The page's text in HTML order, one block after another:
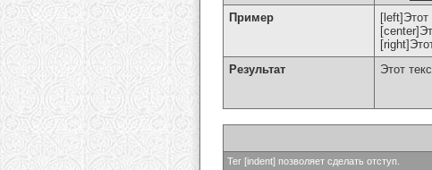
Пример
Результат
Этот
Тег [indent] позволяет сделать отступ.